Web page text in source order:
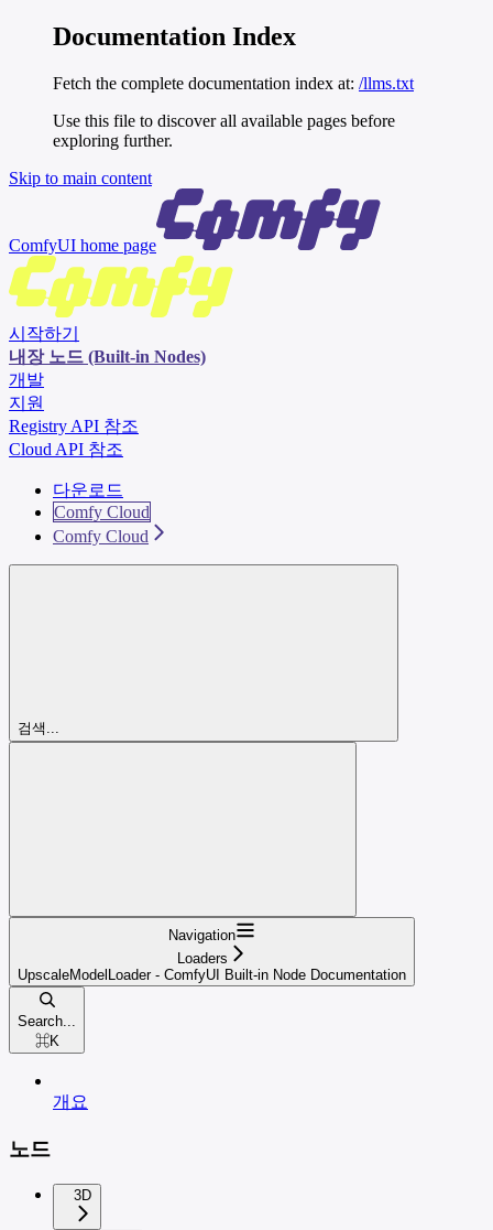
Documentation Index
Fetch the complete documentation index at: /llms.txt
Use this file to discover all available pages before
exploring further.
Skip to main content
ComfyUI home page
시작하기
내장 노드 (Built-in Nodes)
개발
지원
Registry API 참조
Cloud API 참조
다운로드
Comfy Cloud
Comfy Cloud
검색...
Navigation
Loaders
UpscaleModelLoader - ComfyUI Built-in Node Documentation
Search...
⌘K
개요
노드
3D